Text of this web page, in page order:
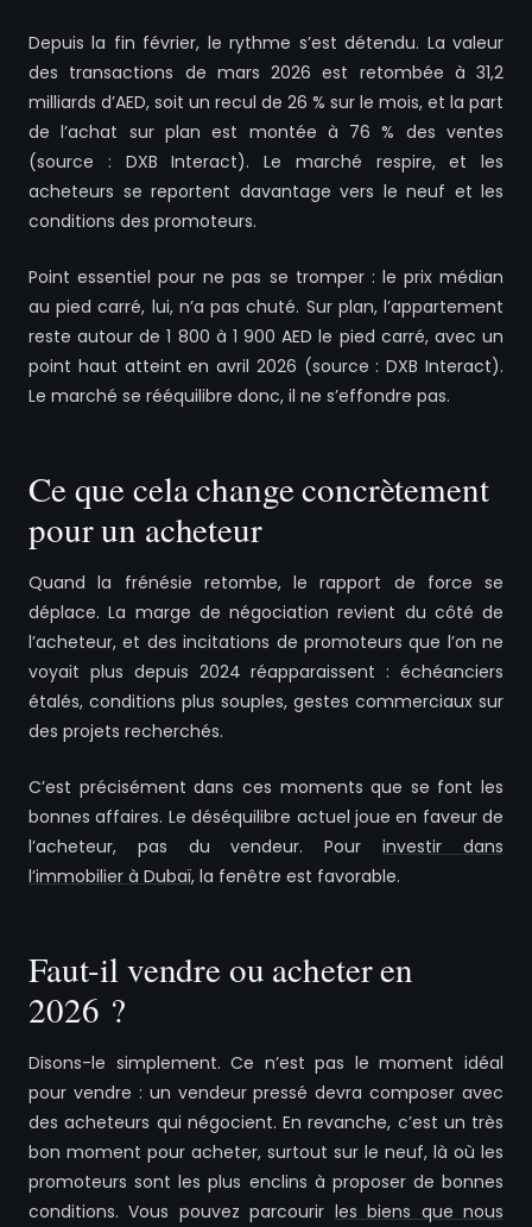
Depuis la fin février, le rythme s’est détendu. La valeur
des transactions de mars 2026 est retombée à 31,2
milliards d’AED, soit un recul de 26 % sur le mois, et la part
de l’achat sur plan est montée à 76 % des ventes
(source : DXB Interact). Le marché respire, et les
acheteurs se reportent davantage vers le neuf et les
conditions des promoteurs.
Point essentiel pour ne pas se tromper : le prix médian
au pied carré, lui, n’a pas chuté. Sur plan, l’appartement
reste autour de 1 800 à 1 900 AED le pied carré, avec un
point haut atteint en avril 2026 (source : DXB Interact).
Le marché se rééquilibre donc, il ne s’effondre pas.
Ce que cela change concrètement
pour un acheteur
Quand la frénésie retombe, le rapport de force se
déplace. La marge de négociation revient du côté de
l’acheteur, et des incitations de promoteurs que l’on ne
voyait plus depuis 2024 réapparaissent : échéanciers
étalés, conditions plus souples, gestes commerciaux sur
des projets recherchés.
C’est précisément dans ces moments que se font les
bonnes affaires. Le déséquilibre actuel joue en faveur de
l’acheteur, pas du vendeur. Pourinvestir dans
l’immobilier à Dubaï, la fenêtre est favorable.
Faut-il vendre ou acheter en
2026 ?
Disons-le simplement. Ce n’est pas le moment idéal
pour vendre : un vendeur pressé devra composer avec
des acheteurs qui négocient. En revanche, c’est un très
bon moment pour acheter, surtout sur le neuf, là où les
promoteurs sont les plus enclins à proposer de bonnes
conditions. Vous pouvez parcourir les biens que nous